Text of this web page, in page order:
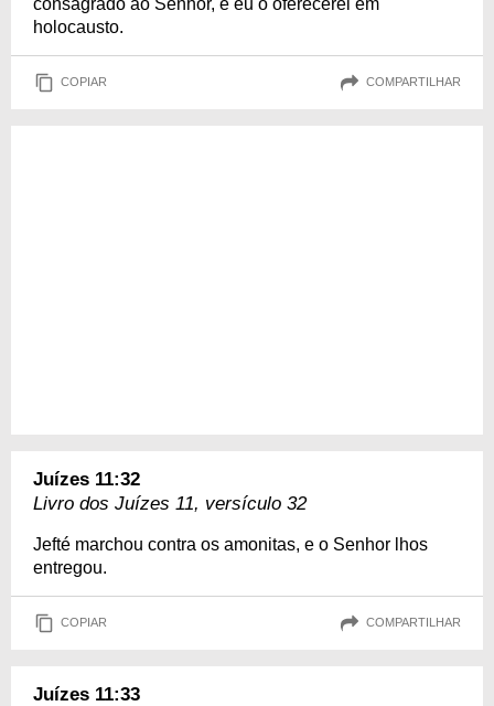
holocausto.
COPIAR COMPARTILHAR
Juízes 11:32
Livro dos Juízes 11, versículo 32
Jefté marchou contra os amonitas, e o Senhor lhos
entregou.
COPIAR COMPARTILHAR
Juízes 11:33